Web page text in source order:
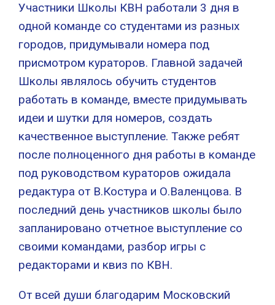
Участники Школы КВН работали 3 дня в
одной команде со студентами из разных
городов, придумывали номера под
присмотром кураторов. Главной задачей
Школы являлось обучить студентов
работать в команде, вместе придумывать
идеи и шутки для номеров, создать
качественное выступление. Также ребят
после полноценного дня работы в команде
под руководством кураторов ожидала
редактура от В.Костура и О.Валенцова. В
последний день участников школы было
запланировано отчетное выступление со
своими командами, разбор игры с
редакторами и квиз по КВН.
От всей души благодарим Московский